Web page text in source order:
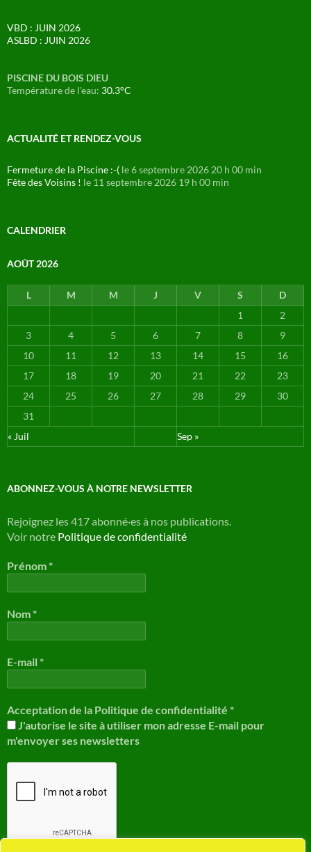
VBD : JUIN 2026
ASLBD : JUIN 2026
PISCINE DU BOIS DIEU
Température de l'eau: 30.3°C
ACTUALITÉ ET RENDEZ-VOUS
Fermeture de la Piscine :-( le 6 septembre 2026 20 h 00 min
Fête des Voisins ! le 11 septembre 2026 19 h 00 min
CALENDRIER
AOÛT 2026
L M M J V S
D
1
2
3
4 5 6 7 8
9
10
11 12 13 14 15
16
17
18 19 20 21 22
23
24
25 26 27 28 29
30
31
« Juil
Sep »
ABONNEZ-VOUS À NOTRE NEWSLETTER
Rejoignez les 417 abonné·es à nos publications.
Voir notre Politique de confidentialité
Prénom*
Nom*
E-mail*
Acceptation de la Politique de confidentialité *
J'autorise le site à utiliser mon adresse E-mail pour
m'envoyer ses newsletters